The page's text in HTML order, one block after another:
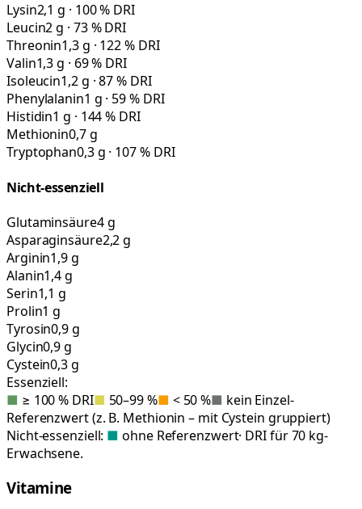
Lysin2,1 g · 100 % DRI
Leucin2 g · 73 % DRI
Threonin1,3 g · 122 % DRI
Valin1,3 g · 69 % DRI
Isoleucin1,2 g · 87 % DRI
Phenylalanin1 g · 59 % DRI
Histidin1 g · 144 % DRI
Methionin0,7 g
Tryptophan0,3 g · 107 % DRI
Nicht-essenziell
Glutaminsäure4 g
Asparaginsäure2,2 g
Arginin1,9 g
Alanin1,4 g
Serin1,1 g
Prolin1 g
Tyrosin0,9 g
Glycin0,9 g
Cystein0,3 g
Essenziell:
■ ≥ 100 % DRI■ 50–99 %■ < 50 %■ kein Einzel-
Referenzwert (z. B. Methionin – mit Cystein gruppiert)
Nicht-essenziell: ■ ohne Referenzwert· DRI für 70 kg-
Erwachsene.
Vitamine